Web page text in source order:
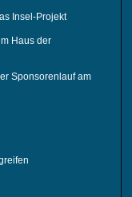
Insel-Projekt
Haus der
Sponsorenlauf am